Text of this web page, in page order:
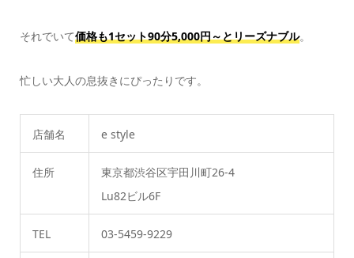
それでいて価格も1セット90分5,000円～とリーズナブル。
忙しい大人の息抜きにぴったりです。
店舗名 e style
住所
東京都渋谷区宇田川町26-4
Lu82ビル6F
TEL 03-5459-9229